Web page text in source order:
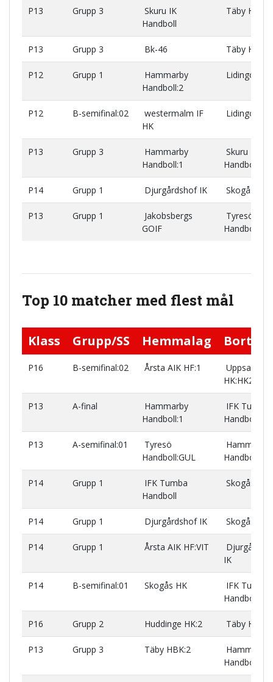
P13 Grupp 3
Skuru IK
Handboll
Täby HBK:2
P13 Grupp 3 Bk-46 Täby HBK:2
P12 Grupp 1
Hammarby
Handboll:2
Lidingö SK
P12 B-semifinal:02
westermalm IF
HK
Lidingö SK
P13 Grupp 3
Hammarby
Handboll:1
Skuru IK
Handboll
P14 Grupp 1 Djurgårdshof IK Skogås HK
P13 Grupp 1
Jakobsbergs
GOIF
Tyresö
Top 10 matcher med flest mål
Klass Grupp/SS Hemmalag
P16 B-semifinal:02 Årsta AIK HF:1
Uppsala
HK:HK2
P13 A-final
Hammarby
Handboll:1
IFK Tumba
Handboll
P13 A-semifinal:01
Tyresö
Handboll:GUL
Hammarby
Handboll:1
P14 Grupp 1
IFK Tumba
Handboll
Skogås HK
P14 Grupp 1 Djurgårdshof IK Skogås HK
P14 Grupp 1 Årsta AIK HF:VIT
IK
P14 B-semifinal:01 Skogås HK
IFK Tumba
Handboll
P16 Grupp 2 Huddinge HK:2 Täby HBK:2
P13 Grupp 3 Täby HBK:2
Hammarby
Handboll:1